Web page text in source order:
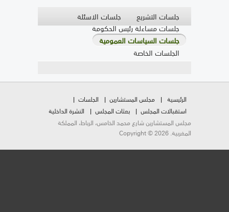
جلسات التشريع
جلسات الاسئلة
جلسات مساءلة رئيس الحكومة
جلسات السياسات العمومية
الجلسات الخاصة
الرئيسية مجلس المستشارين
الجلسات
استقبالات المجلس
بعثات المجلس
النشرة الداخلية
مجلس المستشارين شارع محمد الخامس، الرباط، المملكة
المغربية. Copyright © 2026